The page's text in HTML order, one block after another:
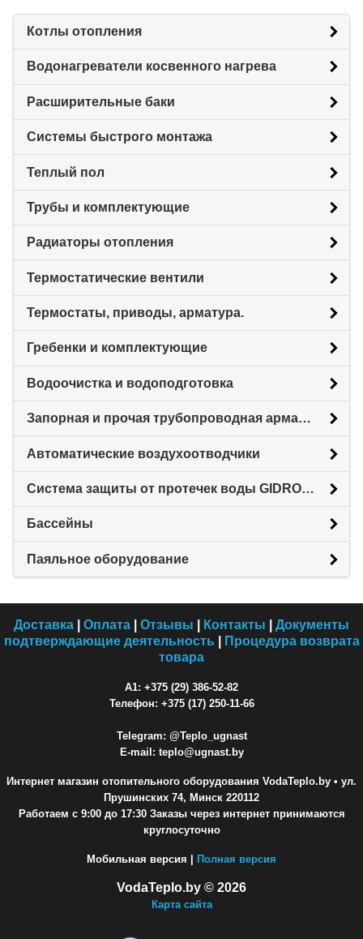
Котлы отопления
Водонагреватели косвенного нагрева
Расширительные баки
Системы быстрого монтажа
Теплый пол
Трубы и комплектующие
Радиаторы отопления
Термостатические вентили
Термостаты, приводы, арматура.
Гребенки и комплектующие
Водоочистка и водоподготовка
Запорная и прочая трубопроводная арматура
Автоматические воздухоотводчики
Система защиты от протечек воды GIDROLOCK
Бассейны
Паяльное оборудование
Доставка Оплата Отзывы Контакты
Документы
подтверждающие деятельность
Процедура возврата
товара
A1: +375 (29) 386-52-82
Телефон: +375 (17) 250-11-66
Telegram: @Teplo_ugnast
E-mail: teplo@ugnast.by
Интернет магазин отопительного оборудования VodaTeplo.by • ул.
Прушинских 74, Минск 220112
Работаем с 9:00 до 17:30 Заказы через интернет принимаются
круглосуточно
Мобильная версия | Полная версия
VodaTeplo.by © 2026
Карта сайта